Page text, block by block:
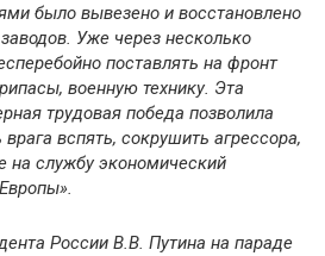
было вывезено и восстановлено
Уже через несколько
поставлять на фронт
военную технику. Эта
трудовая победа позволила
вспять, сокрушить агрессора,
на службу экономический
России В.В. Путина на параде